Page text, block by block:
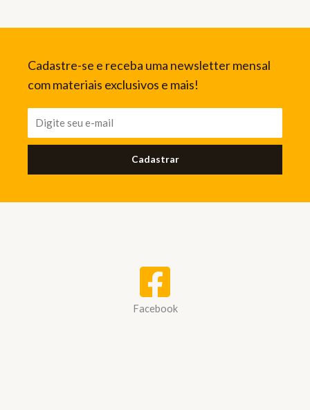
Cadastre-se e receba uma newsletter mensal
com materiais exclusivos e mais!
Cadastrar
Facebook